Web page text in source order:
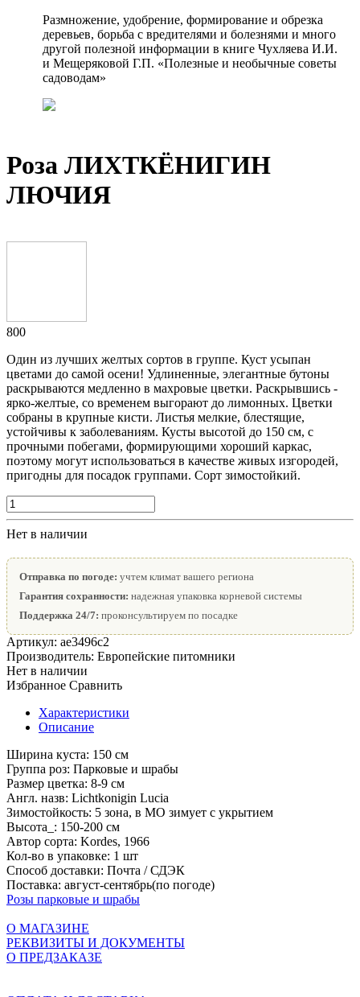
Размножение, удобрение, формирование и обрезка
деревьев, борьба с вредителями и болезнями и много
другой полезной информации в книге Чухляева И.И.
и Мещеряковой Г.П. «Полезные и необычные советы
садоводам»
Роза ЛИХТКЁНИГИН
ЛЮЧИЯ
800
Один из лучших желтых сортов в группе. Куст усыпан
цветами до самой осени! Удлиненные, элегантные бутоны
раскрываются медленно в махровые цветки. Раскрывшись -
ярко-желтые, со временем выгорают до лимонных. Цветки
собраны в крупные кисти. Листья мелкие, блестящие,
устойчивы к заболеваниям. Кусты высотой до 150 см, с
прочными побегами, формирующими хороший каркас,
поэтому могут использоваться в качестве живых изгородей,
пригодны для посадок группами. Сорт зимостойкий.
Нет в наличии
Отправка по погоде: учтем климат вашего региона
Гарантия сохранности: надежная упаковка корневой системы
Поддержка 24/7: проконсультируем по посадке
Артикул: ae3496с2
Производитель: Европейские питомники
Нет в наличии
Избранное Сравнить
Характеристики
Описание
Ширина куста: 150 см
Группа роз: Парковые и шрабы
Размер цветка: 8-9 см
Англ. назв: Lichtkonigin Lucia
Зимостойкость: 5 зона, в МО зимует с укрытием
Высота_: 150-200 см
Автор сорта: Kordes, 1966
Кол-во в упаковке: 1 шт
Способ доставки: Почта / СДЭК
Поставка: август-сентябрь(по погоде)
Розы парковые и шрабы
О МАГАЗИНЕ
РЕКВИЗИТЫ И ДОКУМЕНТЫ
О ПРЕДЗАКАЗЕ